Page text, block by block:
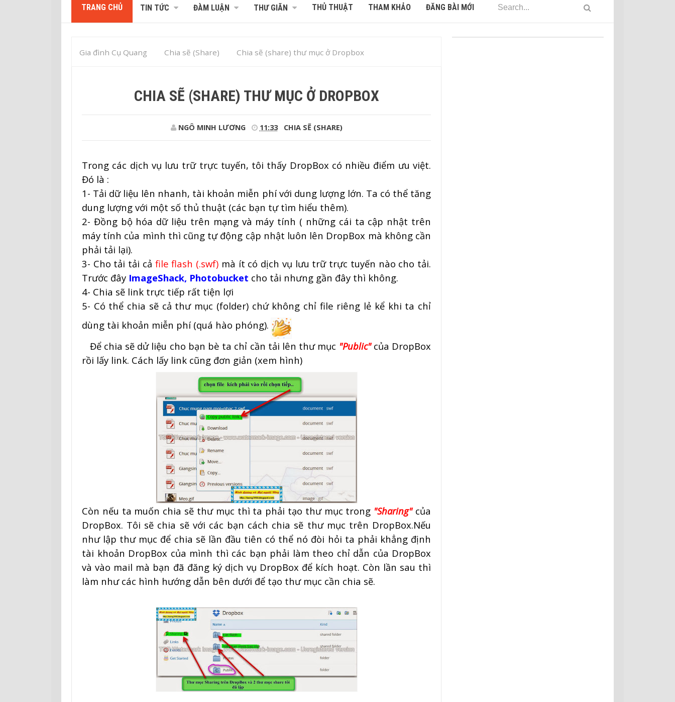
TRANG CHỦ TIN TỨC ĐÀM LUẬN THƯ GIÃN THỦ THUẬT THAM KHẢO ĐĂNG BÀI MỚI
Gia đình Cụ Quang Chia sẽ (Share) Chia sẽ (share) thư mục ở Dropbox
CHIA SẼ (SHARE) THƯ MỤC Ở DROPBOX
NGÔ MINH LƯƠNG 11:33 CHIA SẼ (SHARE)
Trong các dịch vụ lưu trữ trực tuyến, tôi thấy DropBox có nhiều điểm ưu việt.
Đó là :
1- Tải dữ liệu lên nhanh, tài khoản miễn phí với dung lượng lớn. Ta có thể tăng
dung lượng với một số thủ thuật (các bạn tự tìm hiểu thêm).
2- Đồng bộ hóa dữ liệu trên mạng và máy tính ( những cái ta cập nhật trên
máy tính của mình thì cũng tự động cập nhật luôn lên DropBox mà không cần
phải tải lại).
3- Cho tải tải cả file flash (.swf) mà ít có dịch vụ lưu trữ trực tuyến nào cho tải.
Trước đây ImageShack, Photobucket cho tải nhưng gần đây thì không.
4- Chia sẽ link trực tiếp rất tiện lợi
5- Có thể chia sẽ cả thư mục (folder) chứ không chỉ file riêng lẻ kể khi ta chỉ
dùng tài khoản miễn phí (quá hào phóng).
Để chia sẽ dử liệu cho bạn bè ta chỉ cần tải lên thư mục "Public"của DropBox
rồi lấy link. Cách lấy link cũng đơn giản (xem hình)
Còn nếu ta muốn chia sẽ thư mục thì ta phải tạo thư mục trong "Sharing"của
DropBox. Tôi sẽ chia sẽ với các bạn cách chia sẽ thư mục trên DropBox.Nếu
như lập thư mục để chia sẽ lần đầu tiên có thể nó đòi hỏi ta phải khẳng định
tài khoản DropBox của mình thì các bạn phải làm theo chỉ dẫn của DropBox
và vào mail mà bạn đã đăng ký dịch vụ DropBox để kích hoạt. Còn lần sau thì
làm như các hình hướng dẫn bên dưới để tạo thư mục cần chia sẽ.